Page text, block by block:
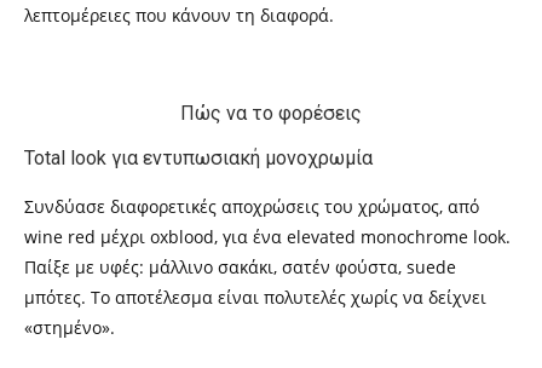
λεπτομέρειες που κάνουν τη διαφορά.
Πώς να το φορέσεις
Total look για εντυπωσιακή μονοχρωμία
Συνδύασε διαφορετικές αποχρώσεις του χρώματος, από
wine red μέχρι oxblood, για ένα elevated monochrome look.
Παίξε με υφές: μάλλινο σακάκι, σατέν φούστα, suede
μπότες. Το αποτέλεσμα είναι πολυτελές χωρίς να δείχνει
«στημένο».